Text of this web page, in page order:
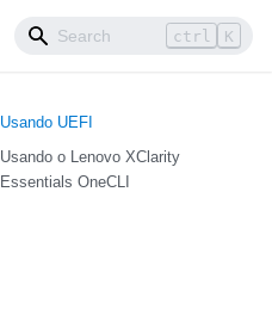
ctrl K
Usando UEFI
Usando o Lenovo XClarity
Essentials OneCLI